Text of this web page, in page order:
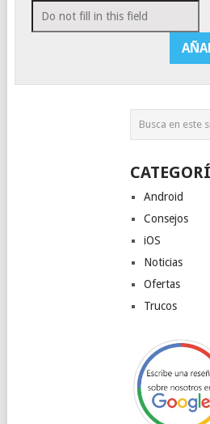
Android
Consejos
iOS
Noticias
Ofertas
Trucos